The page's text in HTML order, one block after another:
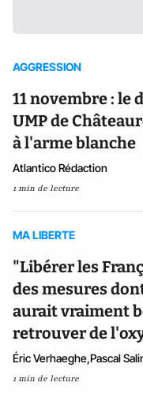
AGGRESSION
11 novembre : le
UMP de
à l'arme blanche
Atlantico Rédaction
1 min de lecture
MA LIBERTE
"Libérer les
des mesures
aurait vraiment
retrouver de
Éric Verhaeghe,Pascal
1 min de lecture